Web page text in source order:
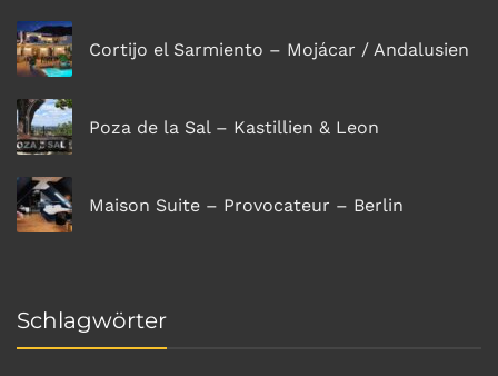
Cortijo el Sarmiento – Mojácar / Andalusien
Poza de la Sal – Kastillien & Leon
Maison Suite – Provocateur – Berlin
Schlagwörter